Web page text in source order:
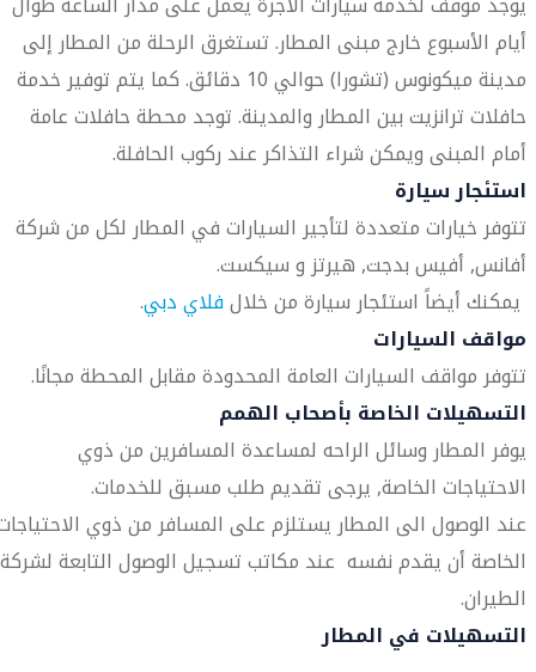
أيام الأسبوع خارج مبنى المطار. تستغرق الرحلة من المطار إلى
مدينة ميكونوس (تشورا) حوالي 10 دقائق. كما يتم توفير خدمة
حافلات ترانزيت بين المطار والمدينة. توجد محطة حافلات عامة
أمام المبنى ويمكن شراء التذاكر عند ركوب الحافلة.
استئجار سيارة
تتوفر خيارات متعددة لتأجير السيارات في المطار لكل من شركة
أفانس, أفيس بدجت, هيرتز و سيكست.
يمكنك أيضاً استئجار سيارة من خلالفلاي دبي.
مواقف السيارات
تتوفر مواقف السيارات العامة المحدودة مقابل المحطة مجانًا.
التسهيلات الخاصة بأصحاب الهمم
يوفر المطار وسائل الراحه لمساعدة المسافرين من ذوي
الاحتياجات الخاصة, يرجى تقديم طلب مسبق للخدمات.
عند الوصول الى المطار يستلزم على المسافر من ذوي
الخاصة أن يقدم نفسه عند مكاتب تسجيل الوصول التابعة لشركة
الطيران.
التسهيلات في المطار